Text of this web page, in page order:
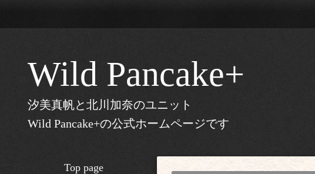
Wild Pancake+
汐美真帆と北川加奈のユニット
Wild Pancake+の公式ホームページです
Top page